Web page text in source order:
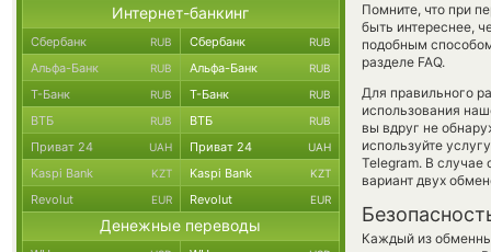
Помните, что при
быть интереснее,
подобным
разделе FAQ.
Для правильного
использования
вы вдруг не
используйте
Telegram. В
вариант двух
Каждый из
Интернет-банкинг
Сбербанк RUB Сбербанк RUB
Альфа-Банк RUB Альфа-Банк RUB
Т-Банк RUB Т-Банк RUB
ВТБ RUB ВТБ RUB
Приват 24 UAH Приват 24 UAH
Kaspi Bank KZT Kaspi Bank KZT
Revolut EUR Revolut EUR
Денежные переводы